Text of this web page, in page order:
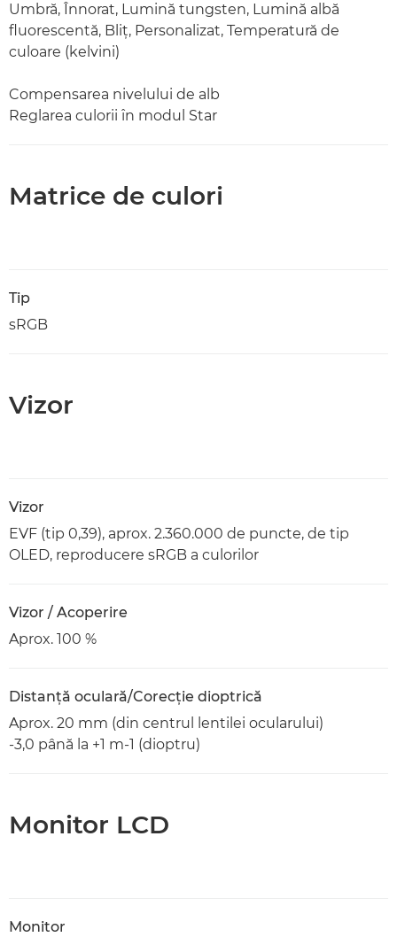
Umbră, Înnorat, Lumină tungsten, Lumină albă
fluorescentă, Bliţ, Personalizat, Temperatură de
culoare (kelvini)
Compensarea nivelului de alb
Reglarea culorii în modul Star
Matrice de culori
Tip
sRGB
Vizor
Vizor
EVF (tip 0,39), aprox. 2.360.000 de puncte, de tip
OLED, reproducere sRGB a culorilor
Vizor / Acoperire
Aprox. 100 %
Distanţă oculară/Corecţie dioptrică
Aprox. 20 mm (din centrul lentilei ocularului)
-3,0 până la +1 m-1 (dioptru)
Monitor LCD
Monitor